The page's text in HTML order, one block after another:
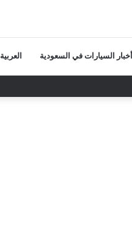
أخبار السيارات في السعودية العربية